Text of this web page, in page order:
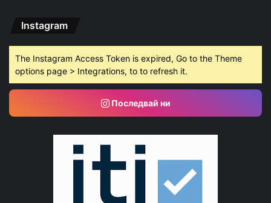
Instagram
The Instagram Access Token is expired, Go to the Theme
options page > Integrations, to to refresh it.
Последвай ни